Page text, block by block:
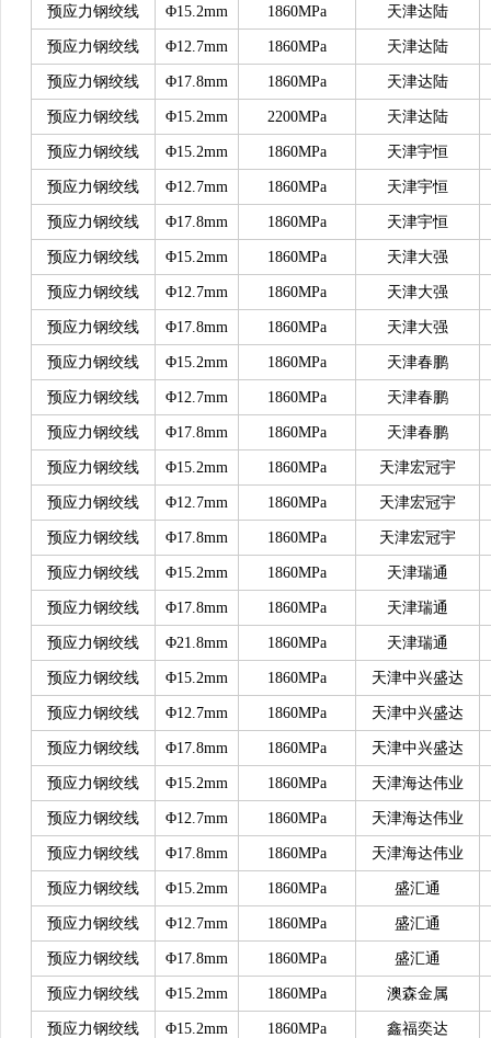
预应力钢绞线 Φ15.2mm 1860MPa 天津达陆
预应力钢绞线 Φ12.7mm 1860MPa 天津达陆
预应力钢绞线 Φ17.8mm 1860MPa 天津达陆
预应力钢绞线 Φ15.2mm 2200MPa 天津达陆
预应力钢绞线 Φ15.2mm 1860MPa 天津宇恒
预应力钢绞线 Φ12.7mm 1860MPa 天津宇恒
预应力钢绞线 Φ17.8mm 1860MPa 天津宇恒
预应力钢绞线 Φ15.2mm 1860MPa 天津大强
预应力钢绞线 Φ12.7mm 1860MPa 天津大强
预应力钢绞线 Φ17.8mm 1860MPa 天津大强
预应力钢绞线 Φ15.2mm 1860MPa 天津春鹏
预应力钢绞线 Φ12.7mm 1860MPa 天津春鹏
预应力钢绞线 Φ17.8mm 1860MPa 天津春鹏
预应力钢绞线 Φ15.2mm 1860MPa 天津宏冠宇
预应力钢绞线 Φ12.7mm 1860MPa 天津宏冠宇
预应力钢绞线 Φ17.8mm 1860MPa 天津宏冠宇
预应力钢绞线 Φ15.2mm 1860MPa 天津瑞通
预应力钢绞线 Φ17.8mm 1860MPa 天津瑞通
预应力钢绞线 Φ21.8mm 1860MPa 天津瑞通
预应力钢绞线 Φ15.2mm 1860MPa 天津中兴盛达
预应力钢绞线 Φ12.7mm 1860MPa 天津中兴盛达
预应力钢绞线 Φ17.8mm 1860MPa 天津中兴盛达
预应力钢绞线 Φ15.2mm 1860MPa 天津海达伟业
预应力钢绞线 Φ12.7mm 1860MPa 天津海达伟业
预应力钢绞线 Φ17.8mm 1860MPa 天津海达伟业
预应力钢绞线 Φ15.2mm 1860MPa 盛汇通
预应力钢绞线 Φ12.7mm 1860MPa 盛汇通
预应力钢绞线 Φ17.8mm 1860MPa 盛汇通
预应力钢绞线 Φ15.2mm 1860MPa 澳森金属
预应力钢绞线 Φ15.2mm 1860MPa 鑫福奕达